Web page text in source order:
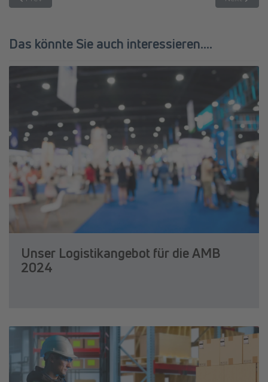
Das könnte Sie auch interessieren....
Unser Logistikangebot für die AMB
2024